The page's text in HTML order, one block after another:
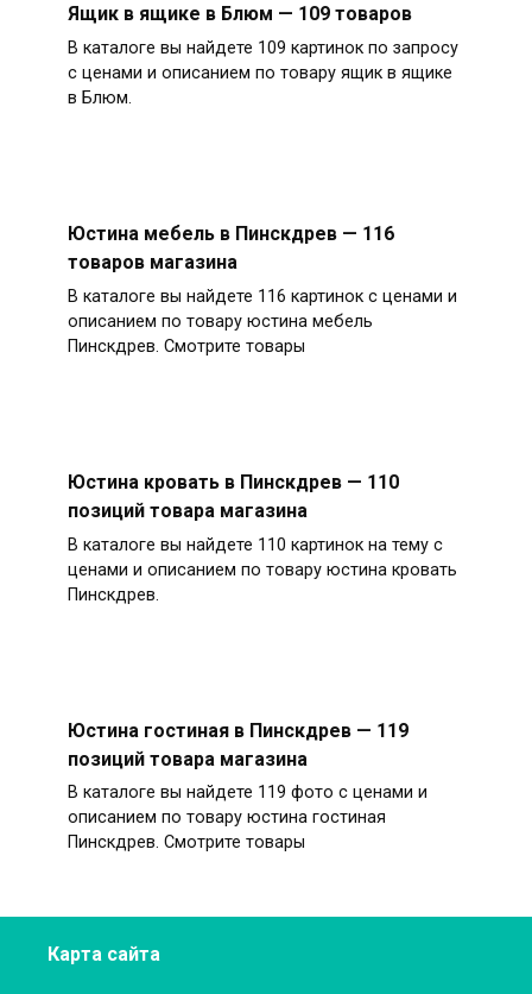
Ящик в ящике в Блюм — 109 товаров
В каталоге вы найдете 109 картинок по запросу
с ценами и описанием по товару ящик в ящике
в Блюм.
Юстина мебель в Пинскдрев — 116
товаров магазина
В каталоге вы найдете 116 картинок с ценами и
описанием по товару юстина мебель
Пинскдрев. Смотрите товары
Юстина кровать в Пинскдрев — 110
позиций товара магазина
В каталоге вы найдете 110 картинок на тему с
ценами и описанием по товару юстина кровать
Пинскдрев.
Юстина гостиная в Пинскдрев — 119
позиций товара магазина
В каталоге вы найдете 119 фото с ценами и
описанием по товару юстина гостиная
Пинскдрев. Смотрите товары
Карта сайта